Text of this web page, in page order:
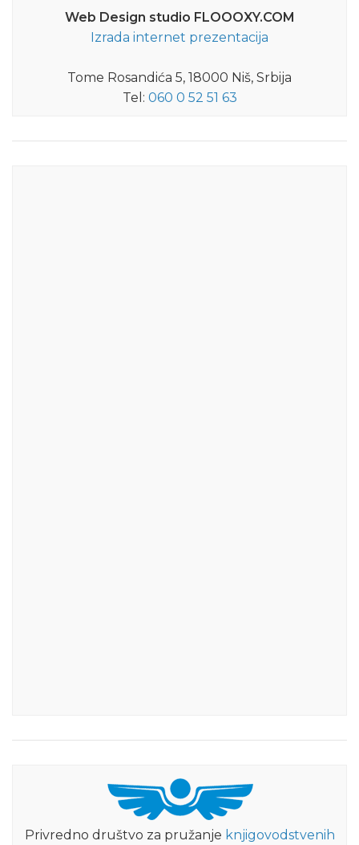
Web Design studio FLOOOXY.COM
Izrada internet prezentacija
Tome Rosandića 5, 18000 Niš, Srbija
Tel: 060 0 52 51 63
Privredno društvo za pružanje knjigovodstvenih